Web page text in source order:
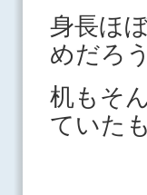
身長ほ
めだろ
机もそ
ていた